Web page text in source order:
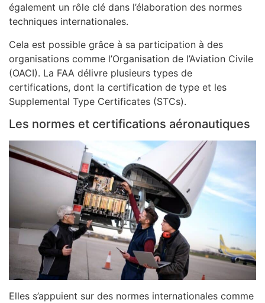
également un rôle clé dans l’élaboration des normes
techniques internationales.
Cela est possible grâce à sa participation à des
organisations comme l’Organisation de l’Aviation Civile
(OACI). La FAA délivre plusieurs types de
certifications, dont la certification de type et les
Supplemental Type Certificates (STCs).
Les normes et certifications aéronautiques
Elles s’appuient sur des normes internationales comme